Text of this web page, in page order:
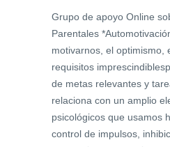
Grupo de apoyo Online
Parentales
motivarnos, el optimismo,
requisitos
de metas relevantes y
relaciona con un amplio
psicológicos que usamos
control de impulsos,